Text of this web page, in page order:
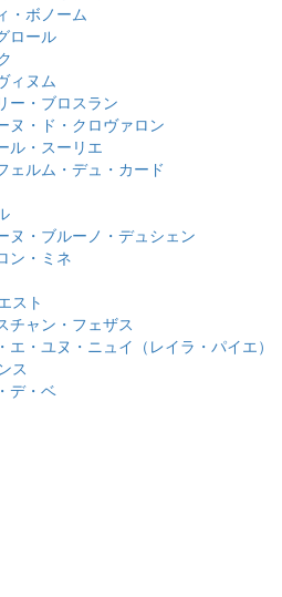
・ボノーム
ロール
ィヌム
ー・ブロスラン
ヌ・ド・クロヴァロン
ル・スーリエ
ェルム・デュ・カード
ヌ・ブルーノ・デュシェン
ン・ミネ
スト
チャン・フェザス
エ・ユヌ・ニュイ（レイラ・パイエ）
ス
デ・ベ